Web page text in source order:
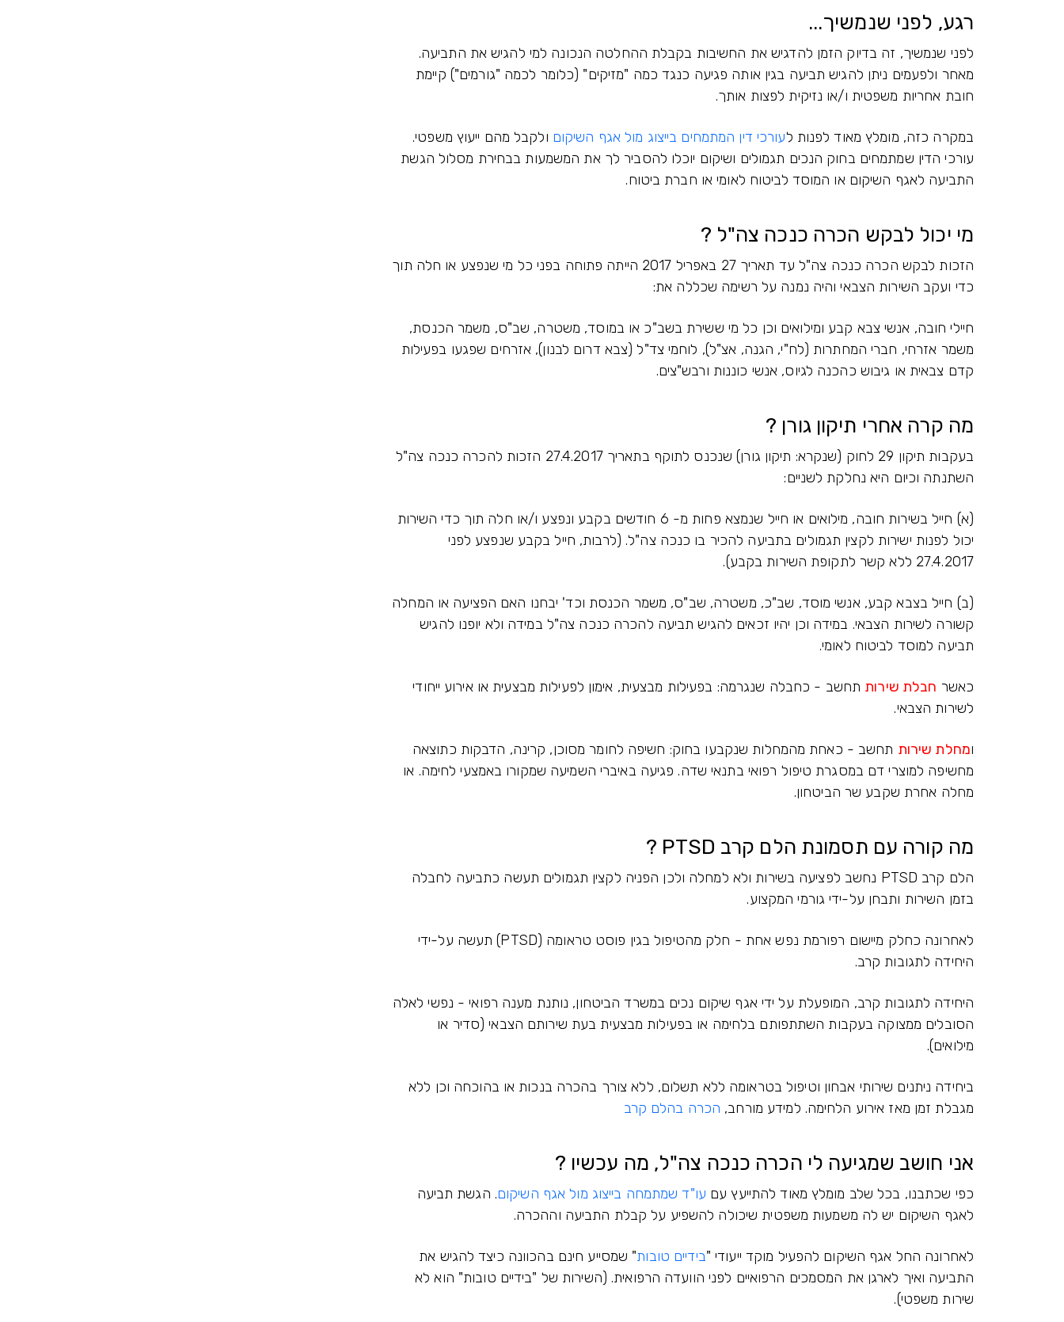
רגע, לפני שנמשיך...
לפני שנמשיך, זה בדיוק הזמן להדגיש את החשיבות בקבלת ההחלטה הנכונה למי להגיש את התביעה.
מאחר ולפעמים ניתן להגיש תביעה בגין אותה פגיעה כנגד כמה "מזיקים" (כלומר לכמה "גורמים") קיימת
חובת אחריות משפטית ו/או נזיקית לפצות אותך.
במקרה כזה, מומלץ מאוד לפנות לעורכי דין המתמחים בייצוג מול אגף השיקום ולקבל מהם ייעוץ משפטי.
עורכי הדין שמתמחים בחוק הנכים תגמולים ושיקום יוכלו להסביר לך את המשמעות בבחירת מסלול הגשת
התביעה לאגף השיקום או המוסד לביטוח לאומי או חברת ביטוח.
מי יכול לבקש הכרה כנכה צה"ל ?
הזכות לבקש הכרה כנכה צה"ל עד תאריך 27 באפריל 2017 הייתה פתוחה בפני כל מי שנפצע או חלה תוך
כדי ועקב השירות הצבאי והיה נמנה על רשימה שכללה את:
חיילי חובה, אנשי צבא קבע ומילואים וכן כל מי ששירת בשב"כ או במוסד, משטרה, שב"ס, משמר הכנסת,
משמר אזרחי, חברי המחתרות (לח"י, הגנה, אצ"ל), לוחמי צד"ל (צבא דרום לבנון), אזרחים שפגעו בפעילות
קדם צבאית או גיבוש כהכנה לגיוס, אנשי כוננות ורבש"צים.
מה קרה אחרי תיקון גורן ?
בעקבות תיקון 29 לחוק (שנקרא: תיקון גורן) שנכנס לתוקף בתאריך 27.4.2017 הזכות להכרה כנכה צה"ל
השתנתה וכיום היא נחלקת לשניים:
(א) חייל בשירות חובה, מילואים או חייל שנמצא פחות מ- 6 חודשים בקבע ונפצע ו/או חלה תוך כדי השירות
יכול לפנות ישירות לקצין תגמולים בתביעה להכיר בו כנכה צה"ל. (לרבות, חייל בקבע שנפצע לפני
27.4.2017 ללא קשר לתקופת השירות בקבע).
(ב) חייל בצבא קבע, אנשי מוסד, שב"כ, משטרה, שב"ס, משמר הכנסת וכד' יבחנו האם הפציעה או המחלה
קשורה לשירות הצבאי. במידה וכן יהיו זכאים להגיש תביעה להכרה כנכה צה"ל במידה ולא יופנו להגיש
תביעה למוסד לביטוח לאומי.
כאשר חבלת שירות תחשב - כחבלה שנגרמה: בפעילות מבצעית, אימון לפעילות מבצעית או אירוע ייחודי
לשירות הצבאי.
ומחלת שירות תחשב - כאחת מהמחלות שנקבעו בחוק: חשיפה לחומר מסוכן, קרינה, הדבקות כתוצאה
מחשיפה למוצרי דם במסגרת טיפול רפואי בתנאי שדה. פגיעה באיברי השמיעה שמקורו באמצעי לחימה. או
מחלה אחרת שקבע שר הביטחון.
מה קורה עם תסמונת הלם קרב PTSD ?
הלם קרב PTSD נחשב לפציעה בשירות ולא למחלה ולכן הפניה לקצין תגמולים תעשה כתביעה לחבלה
בזמן השירות ותבחן על-ידי גורמי המקצוע.
לאחרונה כחלק מיישום רפורמת נפש אחת - חלק מהטיפול בגין פוסט טראומה (PTSD) תעשה על-ידי
היחידה לתגובות קרב.
היחידה לתגובות קרב, המופעלת על ידי אגף שיקום נכים במשרד הביטחון, נותנת מענה רפואי - נפשי לאלה
הסובלים ממצוקה בעקבות השתתפותם בלחימה או בפעילות מבצעית בעת שירותם הצבאי (סדיר או
מילואים).
ביחידה ניתנים שירותי אבחון וטיפול בטראומה ללא תשלום, ללא צורך בהכרה בנכות או בהוכחה וכן ללא
מגבלת זמן מאז אירוע הלחימה. למידע מורחב, הכרה בהלם קרב
אני חושב שמגיעה לי הכרה כנכה צה"ל, מה עכשיו ?
כפי שכתבנו, בכל שלב מומלץ מאוד להתייעץ עם עו"ד שמתמחה בייצוג מול אגף השיקום. הגשת תביעה
לאגף השיקום יש לה משמעות משפטית שיכולה להשפיע על קבלת התביעה וההכרה.
לאחרונה החל אגף השיקום להפעיל מוקד ייעודי "בידיים טובות" שמסייע חינם בהכוונה כיצד להגיש את
התביעה ואיך לארגן את המסמכים הרפואיים לפני הוועדה הרפואית. (השירות של "בידיים טובות" הוא לא
שירות משפטי).